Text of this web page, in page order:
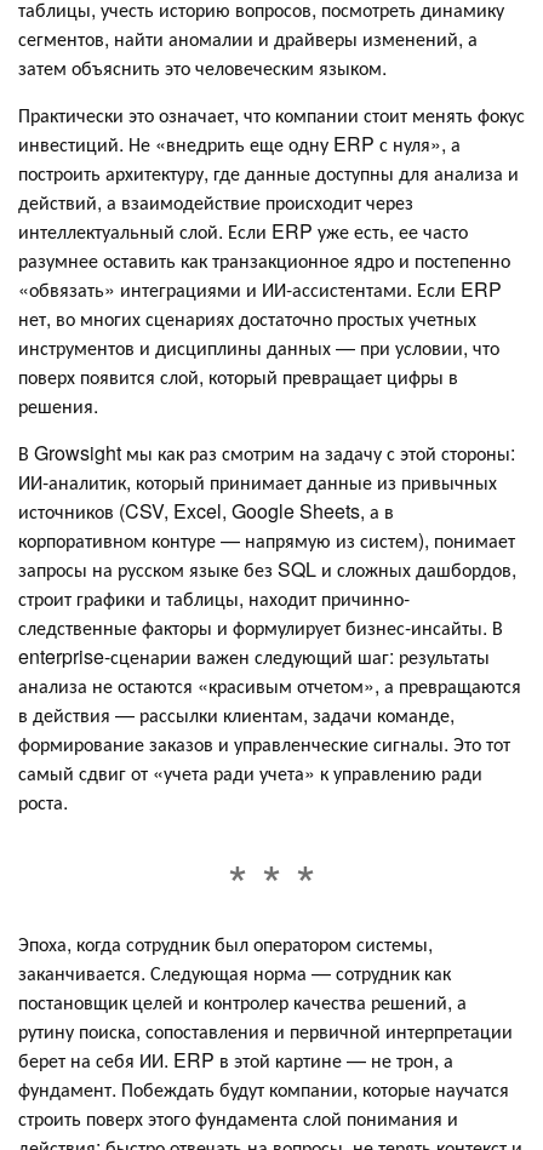
таблицы, учесть историю вопросов, посмотреть динамику
сегментов, найти аномалии и драйверы изменений, а
затем объяснить это человеческим языком.
Практически это означает, что компании стоит менять фокус
инвестиций. Не «внедрить еще одну ERP с нуля», а
построить архитектуру, где данные доступны для анализа и
действий, а взаимодействие происходит через
интеллектуальный слой. Если ERP уже есть, ее часто
разумнее оставить как транзакционное ядро и постепенно
«обвязать» интеграциями и ИИ-ассистентами. Если ERP
нет, во многих сценариях достаточно простых учетных
инструментов и дисциплины данных — при условии, что
поверх появится слой, который превращает цифры в
решения.
В Growsight мы как раз смотрим на задачу с этой стороны:
ИИ-аналитик, который принимает данные из привычных
источников (CSV, Excel, Google Sheets, а в
корпоративном контуре — напрямую из систем), понимает
запросы на русском языке без SQL и сложных дашбордов,
строит графики и таблицы, находит причинно-
следственные факторы и формулирует бизнес-инсайты. В
enterprise-сценарии важен следующий шаг: результаты
анализа не остаются «красивым отчетом», а превращаются
в действия — рассылки клиентам, задачи команде,
формирование заказов и управленческие сигналы. Это тот
самый сдвиг от «учета ради учета» к управлению ради
роста.
Эпоха, когда сотрудник был оператором системы,
заканчивается. Следующая норма — сотрудник как
постановщик целей и контролер качества решений, а
рутину поиска, сопоставления и первичной интерпретации
берет на себя ИИ. ERP в этой картине — не трон, а
фундамент. Побеждать будут компании, которые научатся
строить поверх этого фундамента слой понимания и